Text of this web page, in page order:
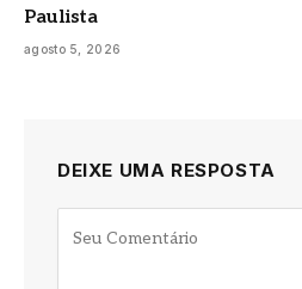
Paulista
agosto 5, 2026
DEIXE UMA RESPOSTA